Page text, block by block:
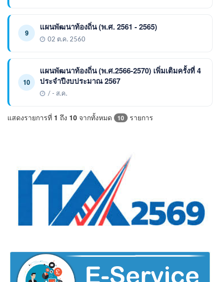
9
แผนพัฒนาท้องถิ่น (พ.ศ. 2561 - 2565)
02 ต.ค. 2560
10
แผนพัฒนาท้องถิ่น (พ.ศ.2566-2570) เพิ่มเติมครั้งที่ 4
ประจำปีงบประมาณ 2567
/ - ส.ค.
แสดงรายการที่ 1 ถึง 10 จากทั้งหมด 10 รายการ